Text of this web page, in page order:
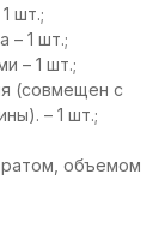
шт.;
– 1 шт.;
– 1 шт.;
(совмещен с
– 1 шт.;
объемом